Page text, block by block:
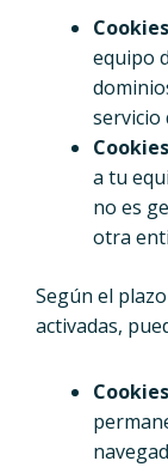
equipo
servicio
a tu
no es
otra
Según el
activadas,